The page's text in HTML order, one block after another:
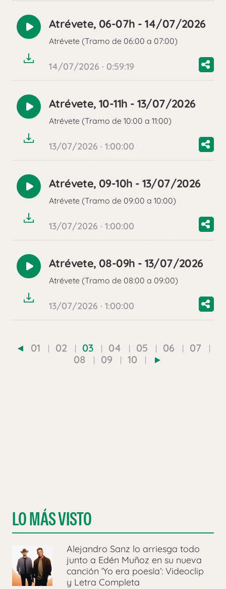
Reproducir
audio
Atrévete, 06-07h - 14/07/2026
Atrévete (Tramo de 06:00 a 07:00)
14/07/2026 · 0:59:19
Reproducir
audio
Atrévete, 10-11h - 13/07/2026
Atrévete (Tramo de 10:00 a 11:00)
13/07/2026 · 1:00:00
Reproducir
audio
Atrévete, 09-10h - 13/07/2026
Atrévete (Tramo de 09:00 a 10:00)
13/07/2026 · 1:00:00
Reproducir
audio
Atrévete, 08-09h - 13/07/2026
Atrévete (Tramo de 08:00 a 09:00)
13/07/2026 · 1:00:00
01 02 03 04 05 06
07
08
09 10
LO MÁS VISTO
Alejandro Sanz lo arriesga todo
junto a Edén Muñoz en su nueva
canción ‘Yo era poesía’: Videoclip
y Letra Completa